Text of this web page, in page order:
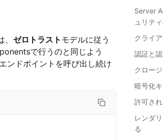
ゼロトラスト モデルに従う
で行うのと同じよう
ンドポイントを呼び出し続け
Server
ュリテ
クライ
認証と
クロー
暗号化
許可さ
レンダ
る